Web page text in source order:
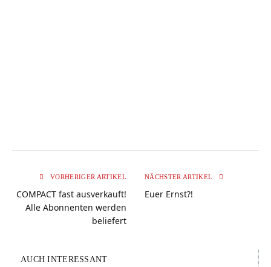
VORHERIGER ARTIKEL
COMPACT fast ausverkauft!
Alle Abonnenten werden
beliefert
NÄCHSTER ARTIKEL
Euer Ernst?!
AUCH INTERESSANT